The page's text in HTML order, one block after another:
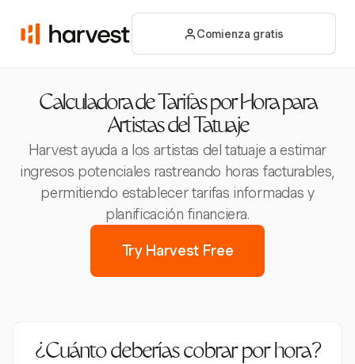
Comienza gratis
Calculadora de Tarifas por Hora para
Artistas del Tatuaje
Harvest ayuda a los artistas del tatuaje a estimar
ingresos potenciales rastreando horas facturables,
permitiendo establecer tarifas informadas y
planificación financiera.
Try Harvest Free
¿Cuánto deberías cobrar por hora?